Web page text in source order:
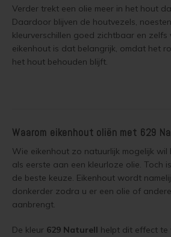
Geïmpregneerd hout behandelen
Geïmpregneerd hout olien
Grenen oliën
Grenen beitsen
Grenen verven
Olympic Oil Stain 704 Alternatief
Olympic Oil Stain 713 overschilderen
Olympic Oil Stain 717 overschilderen
Olympic Oil Stain 727 overschilderen
Olympic Oil Stain 727 Alternatief
Verder trekt een olie meer in het hout
Daardoor blijven de houtvezels,
kleurverschillen goed zichtbaar en zelfs
eikenhout is dat belangrijk, omdat het
het hout behouden blijft.
Waarom eikenhout oliën met 629
Wie eikenhout zo natuurlijk mogelijk wil
als eerste aan een kleurloze olie. Toch
de beste keuze. Eikenhout wordt
donkerder zodra u er een olie of
aanbrengt.
De kleur 629 Naturell helpt dit effect te